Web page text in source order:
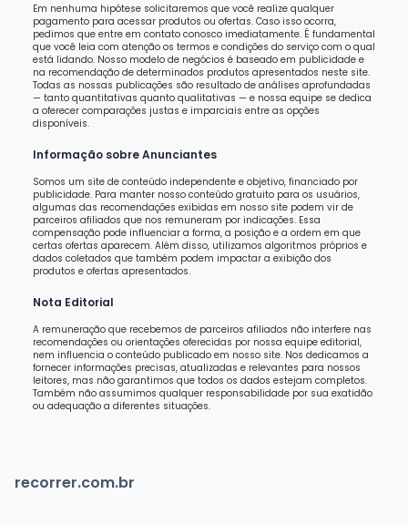
Em nenhuma hipótese solicitaremos que você realize qualquer
pagamento para acessar produtos ou ofertas. Caso isso ocorra,
pedimos que entre em contato conosco imediatamente. É fundamental
que você leia com atenção os termos e condições do serviço com o qual
está lidando. Nosso modelo de negócios é baseado em publicidade e
na recomendação de determinados produtos apresentados neste site.
Todas as nossas publicações são resultado de análises aprofundadas
— tanto quantitativas quanto qualitativas — e nossa equipe se dedica
a oferecer comparações justas e imparciais entre as opções
disponíveis.
Informação sobre Anunciantes
Somos um site de conteúdo independente e objetivo, financiado por
publicidade. Para manter nosso conteúdo gratuito para os usuários,
algumas das recomendações exibidas em nosso site podem vir de
parceiros afiliados que nos remuneram por indicações. Essa
compensação pode influenciar a forma, a posição e a ordem em que
certas ofertas aparecem. Além disso, utilizamos algoritmos próprios e
dados coletados que também podem impactar a exibição dos
produtos e ofertas apresentados.
Nota Editorial
A remuneração que recebemos de parceiros afiliados não interfere nas
recomendações ou orientações oferecidas por nossa equipe editorial,
nem influencia o conteúdo publicado em nosso site. Nos dedicamos a
fornecer informações precisas, atualizadas e relevantes para nossos
leitores, mas não garantimos que todos os dados estejam completos.
Também não assumimos qualquer responsabilidade por sua exatidão
ou adequação a diferentes situações.
recorrer.com.br